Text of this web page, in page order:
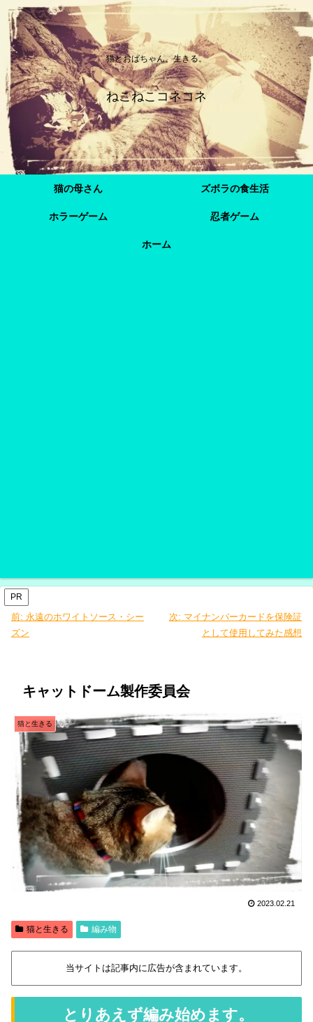
猫とおばちゃん、生きる。
ねこねこコネコネ
猫の母さん ズボラの食生活
ホラーゲーム 忍者ゲーム
ホーム
PR
前: 永遠のホワイトソース・シー
ズン
次: マイナンバーカードを保険証
として使用してみた感想
キャットドーム製作委員会
猫と生きる
2023.02.21
猫と生きる 編み物
当サイトは記事内に広告が含まれています。
とりあえず編み始めます。